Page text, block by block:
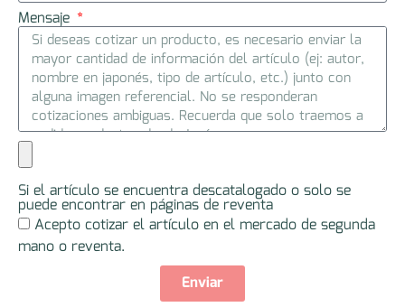
Mensaje
Si el artículo se encuentra descatalogado o solo se
puede encontrar en páginas de reventa
Acepto cotizar el artículo en el mercado de segunda
mano o reventa.
Enviar